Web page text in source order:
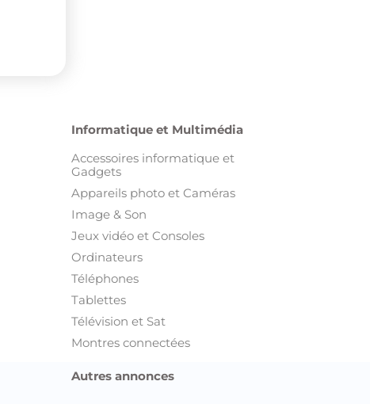
Informatique et Multimédia
Accessoires informatique et
Gadgets
Appareils photo et Caméras
Image & Son
Jeux vidéo et Consoles
Ordinateurs
Téléphones
Tablettes
Télévision et Sat
Montres connectées
Autres annonces